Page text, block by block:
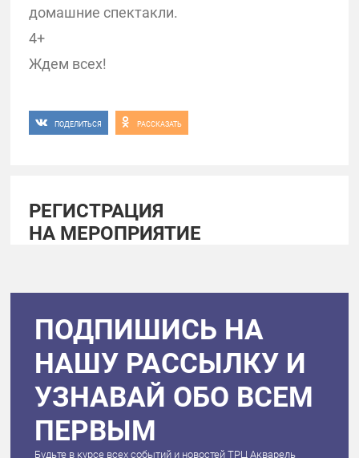
домашние спектакли.
4+
Ждем всех!
ПОДЕЛИТЬСЯ РАССКАЗАТЬ
РЕГИСТРАЦИЯ
НА МЕРОПРИЯТИЕ
ПОДПИШИСЬ НА
НАШУ РАССЫЛКУ И
УЗНАВАЙ ОБО ВСЕМ
ПЕРВЫМ
Будьте в курсе всех событий и новостей ТРЦ Акварель